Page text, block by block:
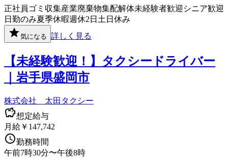
正社員 ゴミ収集産業廃棄物集配解体未経験者歓迎 シニア歓迎
日勤のみ夏季休暇週休2日 土日休み
気になる 詳しく見る
【未経験歓迎！】タクシードライバー
｜岩手県盛岡市
株式会社 太田タクシー
想定給与
月給￥147,742
勤務時間
午前7時30分〜午後8時